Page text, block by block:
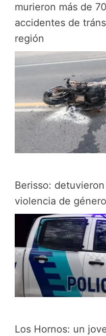
murieron más de
accidentes de
región
Berisso:
violencia de género
Los Hornos: un